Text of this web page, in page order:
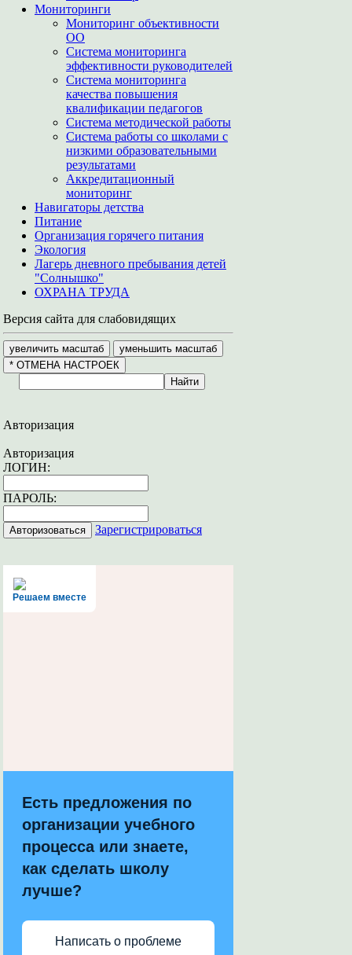
Мониторинги
Мониторинг объективности
ОО
Система мониторинга
эффективности руководителей
Система мониторинга
качества повышения
квалификации педагогов
Система методической работы
Система работы со школами с
низкими образовательными
результатами
Аккредитационный
мониторинг
Навигаторы детства
Питание
Организация горячего питания
Экология
Лагерь дневного пребывания детей
"Солнышко"
ОХРАНА ТРУДА
Версия сайта для слабовидящих
Авторизация
Авторизация
ЛОГИН:
ПАРОЛЬ:
Зарегистрироваться
Решаем вместе
Есть предложения по
организации учебного
процесса или знаете,
как сделать школу
лучше?
Написать о проблеме